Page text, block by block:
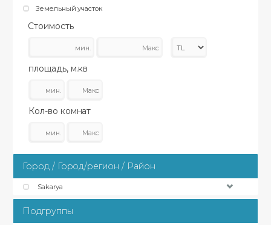
Земельный участок
Стоимость
площадь, м.кв
Кол-во комнат
Город / Город/регион / Район
Sakarya
Подгруппы